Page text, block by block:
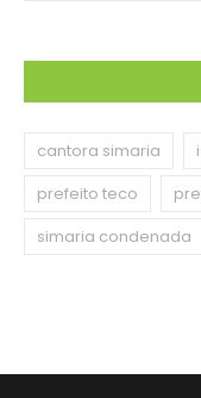
cantora simaria
prefeito teco
simaria condenada